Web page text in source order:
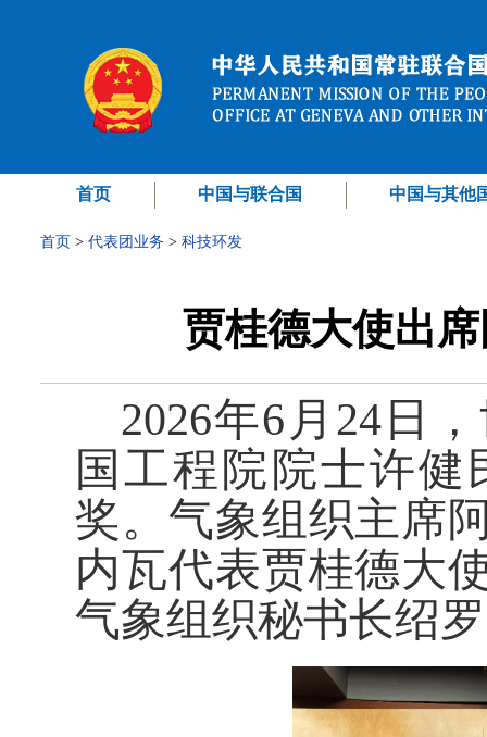
首页 中国与联合国 中国与其他
首页 > 代表团业务 > 科技环发
贾桂德大使出
2026年6月24日
国工程院院士许健
奖。气象组织主席
内瓦代表贾桂德大
气象组织秘书长绍